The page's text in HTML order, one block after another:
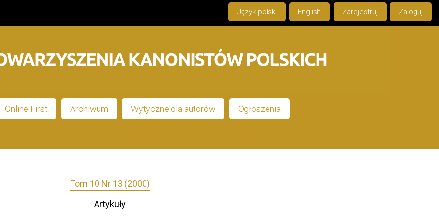
Język polski English Zarejestruj Zaloguj
Online First Archiwum Wytyczne dla autorów Ogłoszenia
Tom 10 Nr 13 (2000)
Artykuły